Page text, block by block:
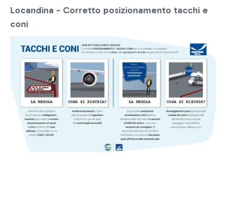
Locandina - Corretto posizionamento tacchi e
coni